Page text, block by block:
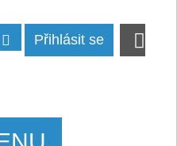
Přihlásit se